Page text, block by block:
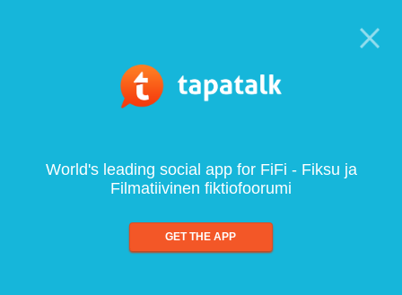
World's leading social app for FiFi - Fiksu ja
Filmatiivinen fiktiofoorumi
GET THE APP